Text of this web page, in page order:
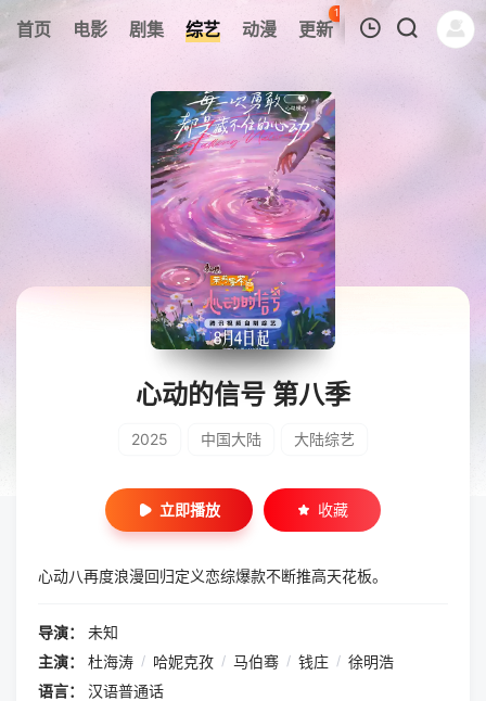
首页 电影 剧集 综艺 动漫 更新
111
热榜 APP
暂无观看影片的记录
心动的信号 第八季
2025 中国大陆 大陆综艺
立即播放 收藏
心动八再度浪漫回归定义恋综爆款不断推高天花板。
导演：
未知
主演：
杜海涛 / 哈妮克孜 / 马伯骞 / 钱庄 / 徐明浩
语言：
汉语普通话